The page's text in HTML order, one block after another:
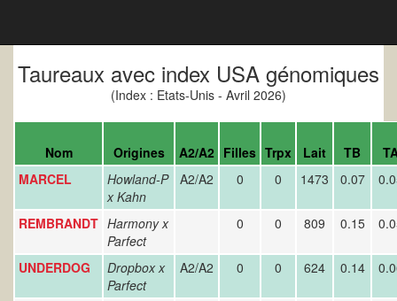
Taureaux avec index USA génomiques
(Index : Etats-Unis - Avril 2026)
Nom Origines A2/A2 Filles Trpx Lait TB
MARCEL
Howland-P
x Kahn
A2/A2 0 0 1473 0.07
REMBRANDT Harmony x
Parfect
0 0 809 0.15
UNDERDOG
Dropbox x
Parfect
A2/A2 0 0 624 0.14